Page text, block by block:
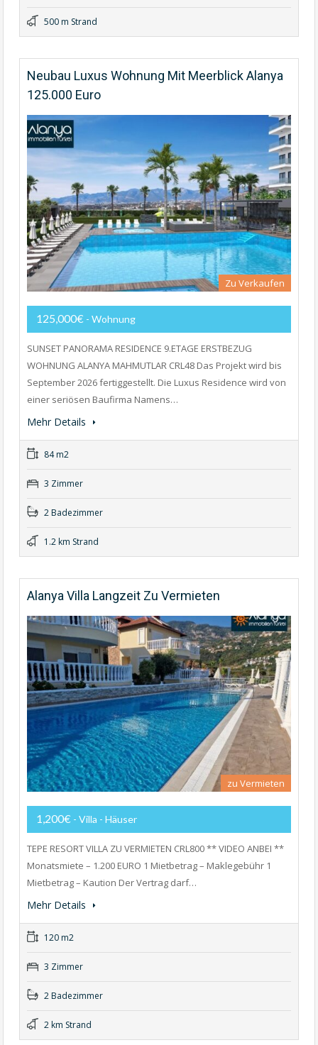
500 m Strand
Neubau Luxus Wohnung Mit Meerblick Alanya
125.000 Euro
Zu Verkaufen
125,000€ - Wohnung
SUNSET PANORAMA RESIDENCE 9.ETAGE ERSTBEZUG
WOHNUNG ALANYA MAHMUTLAR CRL48 Das Projekt wird bis
September 2026 fertiggestellt. Die Luxus Residence wird von
einer seriösen Baufirma Namens…
Mehr Details
84 m2
3 Zimmer
2 Badezimmer
1.2 km Strand
Alanya Villa Langzeit Zu Vermieten
zu Vermieten
1,200€ - Villa - Häuser
TEPE RESORT VILLA ZU VERMIETEN CRL800 ** VIDEO ANBEI **
Monatsmiete – 1.200 EURO 1 Mietbetrag – Maklegebühr 1
Mietbetrag – Kaution Der Vertrag darf…
Mehr Details
120 m2
3 Zimmer
2 Badezimmer
2 km Strand